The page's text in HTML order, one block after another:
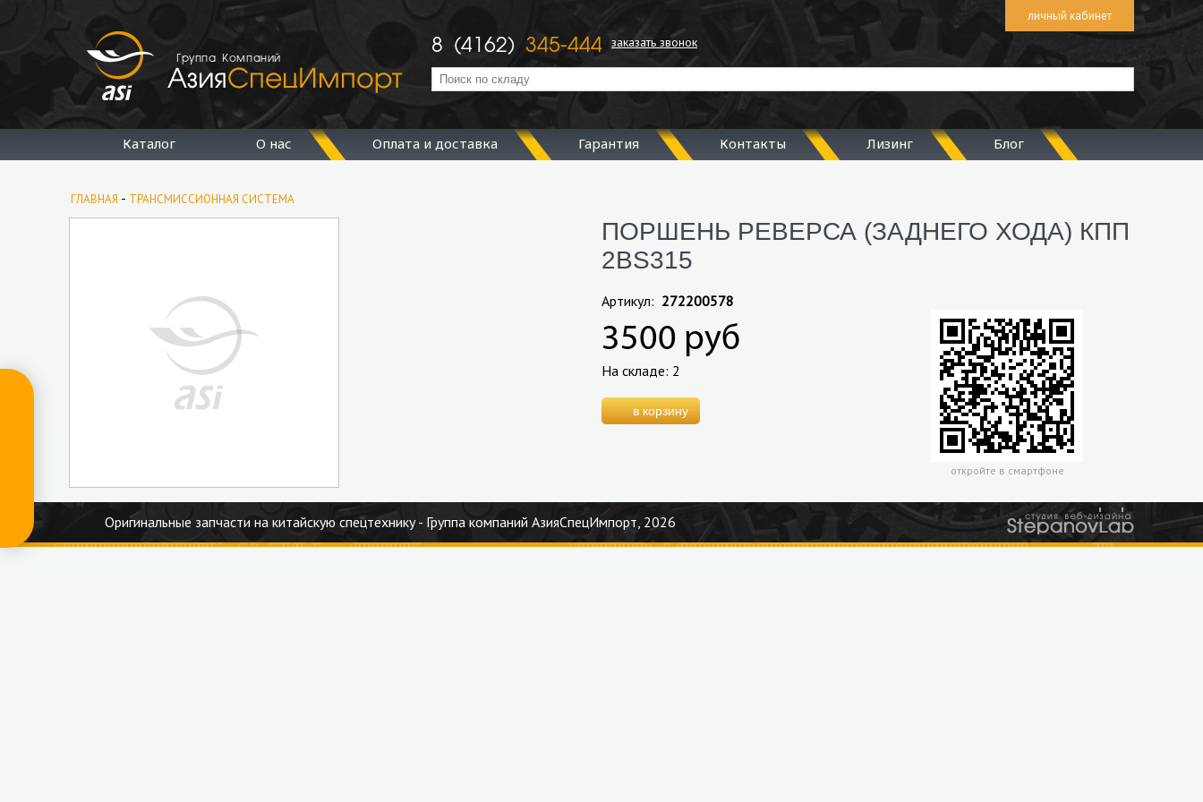
Группа Компаний
личный кабинет
8 (4162) 345-444 заказать звонок
Каталог О нас Оплата и доставка Гарантия Контакты Лизинг Блог
ГЛАВНАЯ - ТРАНСМИССИОННАЯ СИСТЕМА
ПОРШЕНЬ РЕВЕРСА (ЗАДНЕГО ХОДА) КПП
2BS315
Артикул: 272200578
3500 руб
На складе: 2
откройте в смартфоне
Оригинальные запчасти на китайскую спецтехнику - Группа компаний АзияСпецИмпорт, 2026